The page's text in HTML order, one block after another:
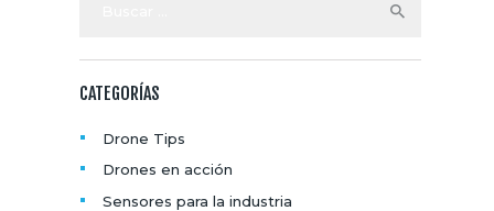
CATEGORÍAS
Drone Tips
Drones en acción
Sensores para la industria